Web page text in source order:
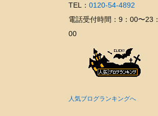
TEL： 0120-54-4892
電話受付時間：9：00〜23：
00
人気ブログランキングへ